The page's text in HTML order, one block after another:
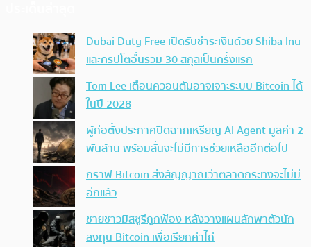
Dubai Duty Free เปิดรับชำระเงินด้วย Shiba Inu
และคริปโตอื่นรวม 30 สกุลเป็นครั้งแรก
Tom Lee เตือนควอนตัมอาจเจาะระบบ Bitcoin ได้
ในปี 2028
ผู้ก่อตั้งประกาศปิดฉากเหรียญ AI Agent มูลค่า 2
พันล้าน พร้อมลั่นจะไม่มีการช่วยเหลืออีกต่อไป
กราฟ Bitcoin ส่งสัญญาณว่าตลาดกระทิงจะไม่มี
อีกแล้ว
ชายชาวมิสซูรีถูกฟ้อง หลังวางแผนลักพาตัวนัก
ลงทุน Bitcoin เพื่อเรียกค่าไถ่